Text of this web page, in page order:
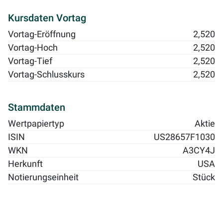
Kursdaten Vortag
Vortag-Eröffnung
2,520
Vortag-Hoch
2,520
Vortag-Tief
2,520
Vortag-Schlusskurs
2,520
Stammdaten
Wertpapiertyp
Aktie
ISIN
US28657F1030
WKN
A3CY4J
Herkunft
USA
Notierungseinheit
Stück